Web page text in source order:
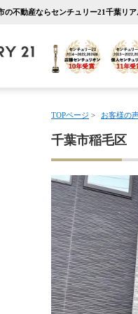
の不動産ならセンチュリー21千葉リ
TOPページ > お客様の
千葉市稲毛区